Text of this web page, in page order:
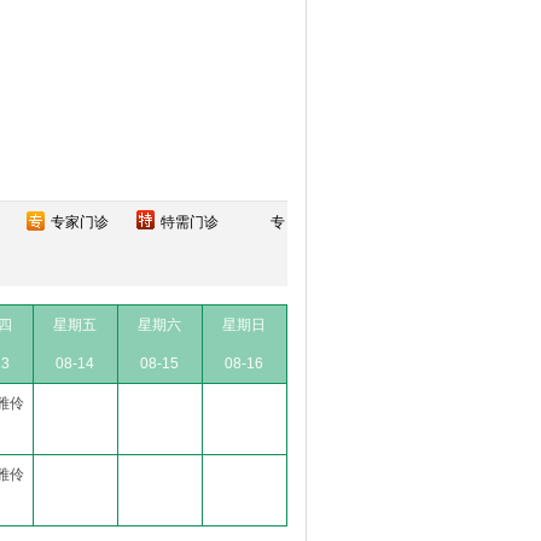
专家门诊 特需门诊 专
星期五
08-14
星期六
08-15
星期日
08-16
伶
伶